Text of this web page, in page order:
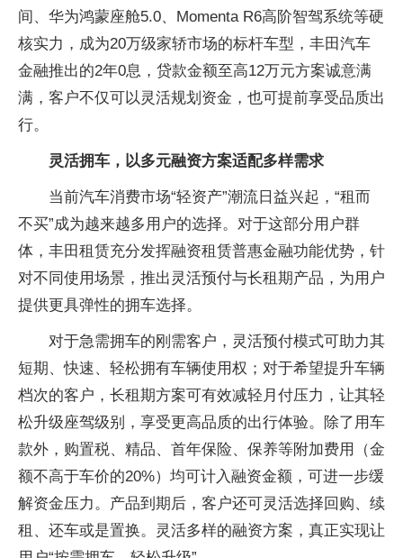
间、华为鸿蒙座舱5.0、Momenta R6高阶智驾系统等硬
核实力，成为20万级家轿市场的标杆车型，丰田汽车
金融推出的2年0息，贷款金额至高12万元方案诚意满
满，客户不仅可以灵活规划资金，也可提前享受品质出
行。
灵活拥车，以多元融资方案适配多样需求
当前汽车消费市场“轻资产”潮流日益兴起，“租而
不买”成为越来越多用户的选择。对于这部分用户群
体，丰田租赁充分发挥融资租赁普惠金融功能优势，针
对不同使用场景，推出灵活预付与长租期产品，为用户
提供更具弹性的拥车选择。
对于急需拥车的刚需客户，灵活预付模式可助力其
短期、快速、轻松拥有车辆使用权；对于希望提升车辆
档次的客户，长租期方案可有效减轻月付压力，让其轻
松升级座驾级别，享受更高品质的出行体验。除了用车
款外，购置税、精品、首年保险、保养等附加费用（金
额不高于车价的20%）均可计入融资金额，可进一步缓
解资金压力。产品到期后，客户还可灵活选择回购、续
租、还车或是置换。灵活多样的融资方案，真正实现让